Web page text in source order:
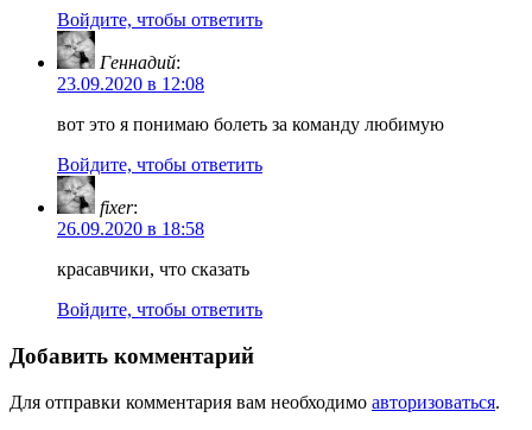
Войдите, чтобы ответить
Геннадий:
23.09.2020 в 12:08
вот это я понимаю болеть за команду любимую
Войдите, чтобы ответить
fixer:
26.09.2020 в 18:58
красавчики, что сказать
Войдите, чтобы ответить
Добавить комментарий
Для отправки комментария вам необходимо авторизоваться.